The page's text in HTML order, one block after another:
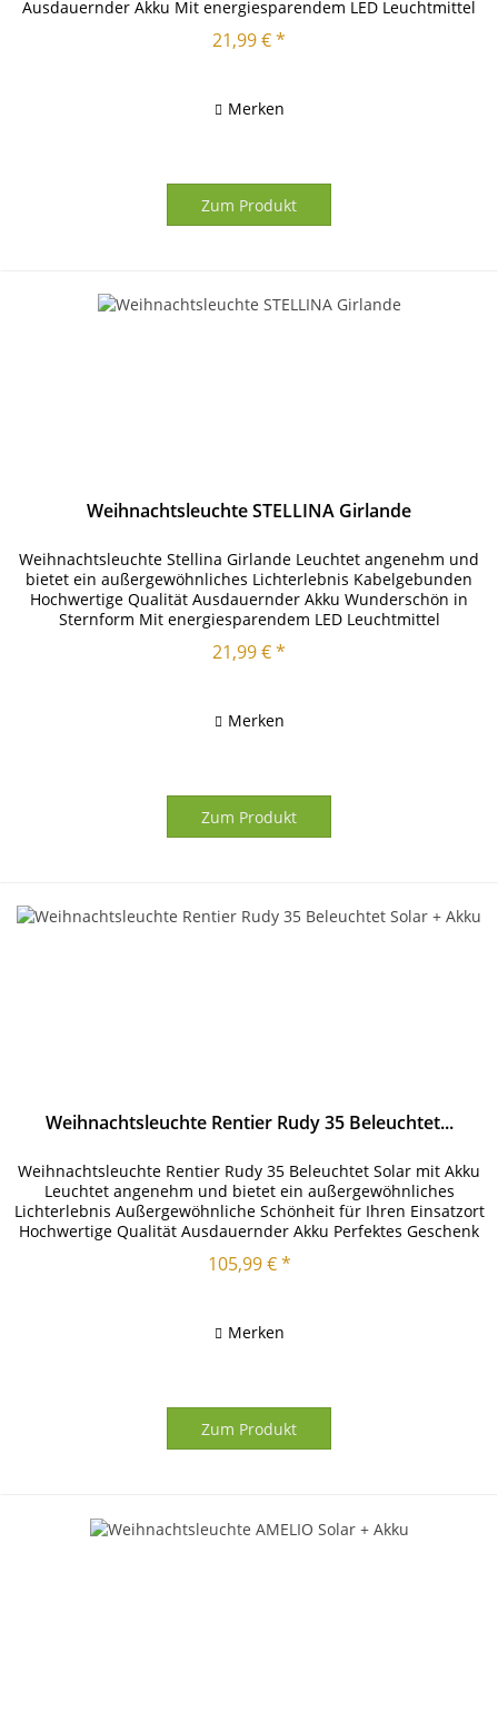
Ausdauernder Akku Mit energiesparendem LED Leuchtmittel
ausgestattet Moderne...
21,99 € *
Merken
Zum Produkt
Weihnachtsleuchte STELLINA Girlande
Weihnachtsleuchte Stellina Girlande Leuchtet angenehm und
bietet ein außergewöhnliches Lichterlebnis Kabelgebunden
Hochwertige Qualität Ausdauernder Akku Wunderschön in
Sternform Mit energiesparendem LED Leuchtmittel
ausgestattet Moderne...
21,99 € *
Merken
Zum Produkt
Weihnachtsleuchte Rentier Rudy 35 Beleuchtet...
Weihnachtsleuchte Rentier Rudy 35 Beleuchtet Solar mit Akku
Leuchtet angenehm und bietet ein außergewöhnliches
Lichterlebnis Außergewöhnliche Schönheit für Ihren Einsatzort
Hochwertige Qualität Ausdauernder Akku Perfektes Geschenk
105,99 € *
Merken
Zum Produkt